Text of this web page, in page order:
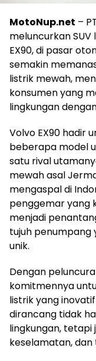
MotoNup.net –
meluncurkan
EX90, di pasar
semakin
listrik mewah,
konsumen yang
lingkungan
Volvo EX90 hadir
beberapa model
satu rival
mewah asal
mengaspal di
penggemar yang
menjadi
tujuh penumpang
unik.
Dengan
komitmennya
listrik yang
dirancang tidak
lingkungan, tetapi
keselamatan, dan